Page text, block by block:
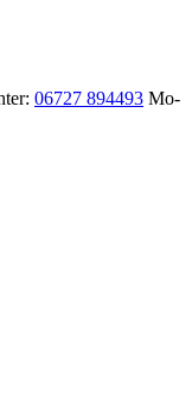
06727 894493 Mo-